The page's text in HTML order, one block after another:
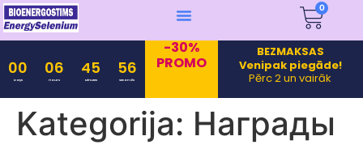
0
00
Days
06
Hours
45
Minutes
56
Seconds
-30%
PROMO
BEZMAKSAS
Venipak piegāde!
Pērc 2 un vairāk
Kategorija: Награды